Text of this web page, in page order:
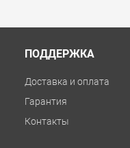
ПОДДЕРЖКА
Доставка и оплата
Гарантия
Контакты